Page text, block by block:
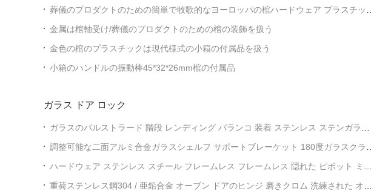
葬儀のプロダクトのための簡単で牧歌的なヨーロッパの棺ハードウェア プラスチック
ハンドル
金属は棺軸受け/葬儀のプロダクトのための棺の装飾を扱う
金色の棺のプラスチックは現代様式の小箱の付属品を扱う
小箱のハンドルの振動棒45*32*26mm棺の付属品
ガラス ドア ロック
ガラスのバルストラード 階段 レンディング バランコ 装着 ステンレス ステンガラス
クランプ
調整可能な二面アルミ合金ガラスシェルフ サポートブレーケット 180度ガラスクラン
ハードウェア ステンレス スチール フレームレス フレームレス 隠れた ピボット ミラ
ー ガラス シャワー ドア ハンジ シャワー ガラス
重荷ステンレス鋼304 / 亜鉛合金 オーブン ドアのヒンジ 磨きクロム 洗練された オー